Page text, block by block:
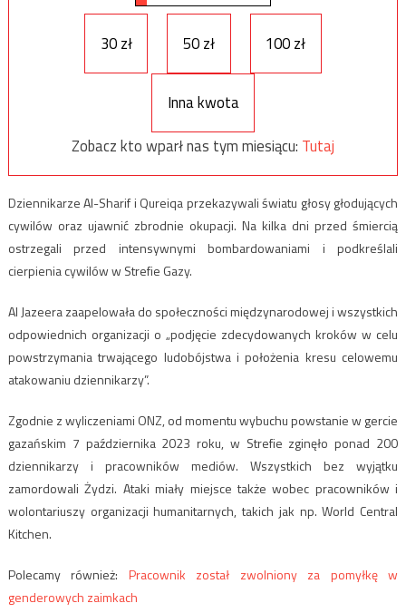
30 zł 50 zł 100 zł
Inna kwota
Zobacz kto wparł nas tym miesiącu: Tutaj
Dziennikarze Al-Sharif i Qureiqa przekazywali światu głosy głodujących
cywilów oraz ujawnić zbrodnie okupacji. Na kilka dni przed śmiercią
ostrzegali przed intensywnymi bombardowaniami i podkreślali
cierpienia cywilów w Strefie Gazy.
Al Jazeera zaapelowała do społeczności międzynarodowej i wszystkich
odpowiednich organizacji o „podjęcie zdecydowanych kroków w celu
powstrzymania trwającego ludobójstwa i położenia kresu celowemu
atakowaniu dziennikarzy”.
Zgodnie z wyliczeniami ONZ, od momentu wybuchu powstanie w gercie
gazańskim 7 października 2023 roku, w Strefie zginęło ponad 200
dziennikarzy i pracowników mediów. Wszystkich bez wyjątku
zamordowali Żydzi. Ataki miały miejsce także wobec pracowników i
wolontariuszy organizacji humanitarnych, takich jak np. World Central
Kitchen.
Polecamy również: Pracownik został zwolniony za pomyłkę w
genderowych zaimkach